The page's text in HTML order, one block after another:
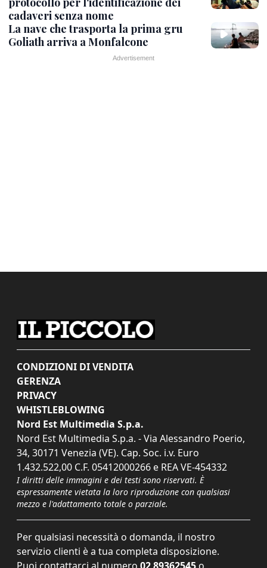
cadaveri senza nome
La nave che trasporta la prima gru
Goliath arriva a Monfalcone
CONDIZIONI DI VENDITA
GERENZA
PRIVACY
WHISTLEBLOWING
Nord Est Multimedia S.p.a.
Nord Est Multimedia S.p.a. - Via Alessandro Poerio,
34, 30171 Venezia (VE). Cap. Soc. i.v. Euro
1.432.522,00 C.F. 05412000266 e REA VE-454332
I diritti delle immagini e dei testi sono riservati. È
espressamente vietata la loro riproduzione con qualsiasi
mezzo e l'adattamento totale o parziale.
Per qualsiasi necessità o domanda, il nostro
servizio clienti è a tua completa disposizione.